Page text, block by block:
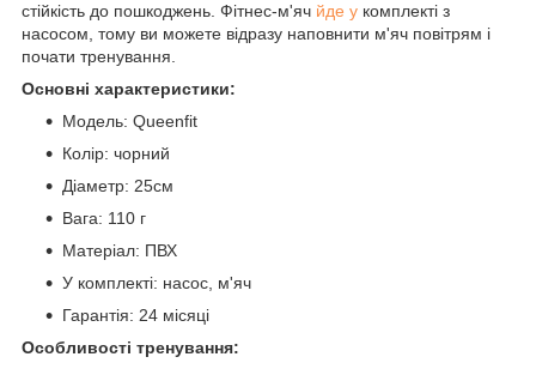
стійкість до пошкоджень. Фітнес-м'яч йде у комплекті з
насосом, тому ви можете відразу наповнити м'яч повітрям і
почати тренування.
Основні характеристики:
Модель: Queenfit
Колір: чорний
Діаметр: 25см
Вага: 110 г
Матеріал: ПВХ
У комплекті: насос, м'яч
Гарантія: 24 місяці
Особливості тренування: